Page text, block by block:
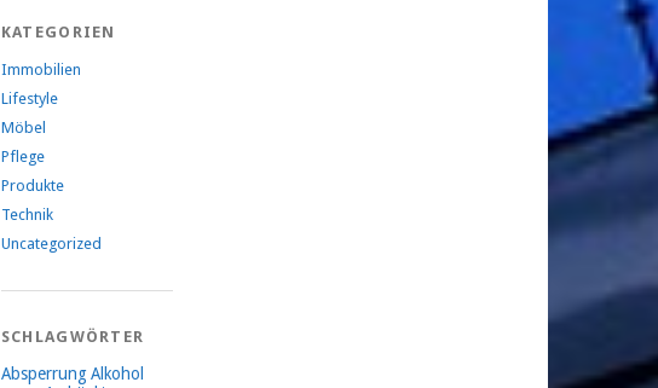
KATEGORIEN
Immobilien
Lifestyle
Möbel
Pflege
Produkte
Technik
Uncategorized
SCHLAGWÖRTER
AbsperrungAlkohol